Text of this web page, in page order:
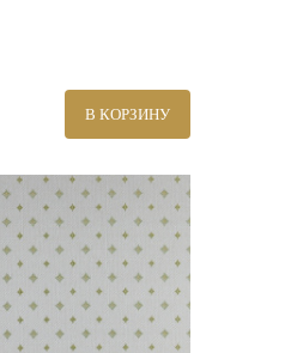
В КОРЗИНУ